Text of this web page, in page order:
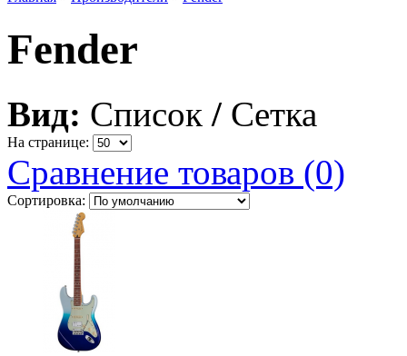
Fender
Вид: Список / Сетка
На странице:
Сравнение товаров (0)
Сортировка: